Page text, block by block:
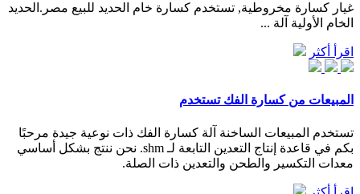
غيار كسارة مخروطية, تستخدم كسارة خام الحديد للبيع مصر.الحديد
الخام الأولية آلة ...
اقرأ أكثر
المبيعات من كسارة الفك تستخدم
تستخدم المبيعات الساخنة آلة كسارة الفك ذات نوعية جيدة مرحبًا
بكم في قاعدة إنتاج التعدين التابعة لـ shm. نحن ننتج بشكل أساسي
معدات التكسير والطحن والتعدين ذات الصلة.